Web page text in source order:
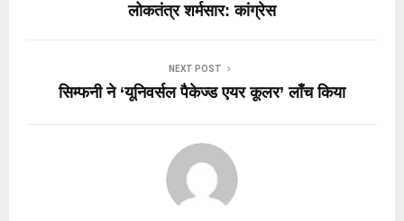
लोकतंत्र शर्मसार: कांग्रेस
NEXT POST
सिम्फनी ने ‘यूनिवर्सल पैकेज्ड एयर कूलर’ लाँच किया